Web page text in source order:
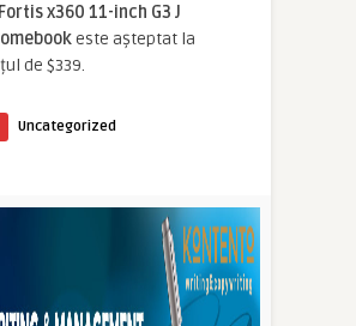
x360 11-inch G3 J
este așteptat la
de $339.
Uncategorized